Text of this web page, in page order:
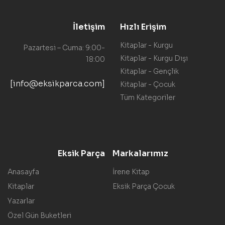
İletişim
Pazartesi – Cuma: 9:00-
18:00
[info@eksikparca.com]
Hızlı Erişim
Kitaplar - Kurgu
Kitaplar - Kurgu Dışı
Kitaplar - Gençlik
Kitaplar - Çocuk
Tüm Kategoriler
Eksik Parça
Anasayfa
Kitaplar
Yazarlar
Özel Gün Buketleri
Markalarımız
İrene Kitap
Eksik Parça Çocuk